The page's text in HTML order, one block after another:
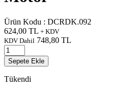
Ürün Kodu : DCRDK.092
624,00 TL + KDV
KDV Dahil 748,80 TL
Sepete Ekle
Tükendi